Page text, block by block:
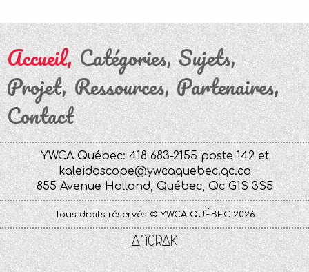
Accueil Catégories Sujets
Projet Ressources Partenaires
Contact
YWCA Québec: 418 683-2155 poste 142 et
kaleidoscope@ywcaquebec.qc.ca
855 Avenue Holland, Québec, Qc G1S 3S5
Tous droits réservés © YWCA QUÉBEC 2026
Anorak
Studio